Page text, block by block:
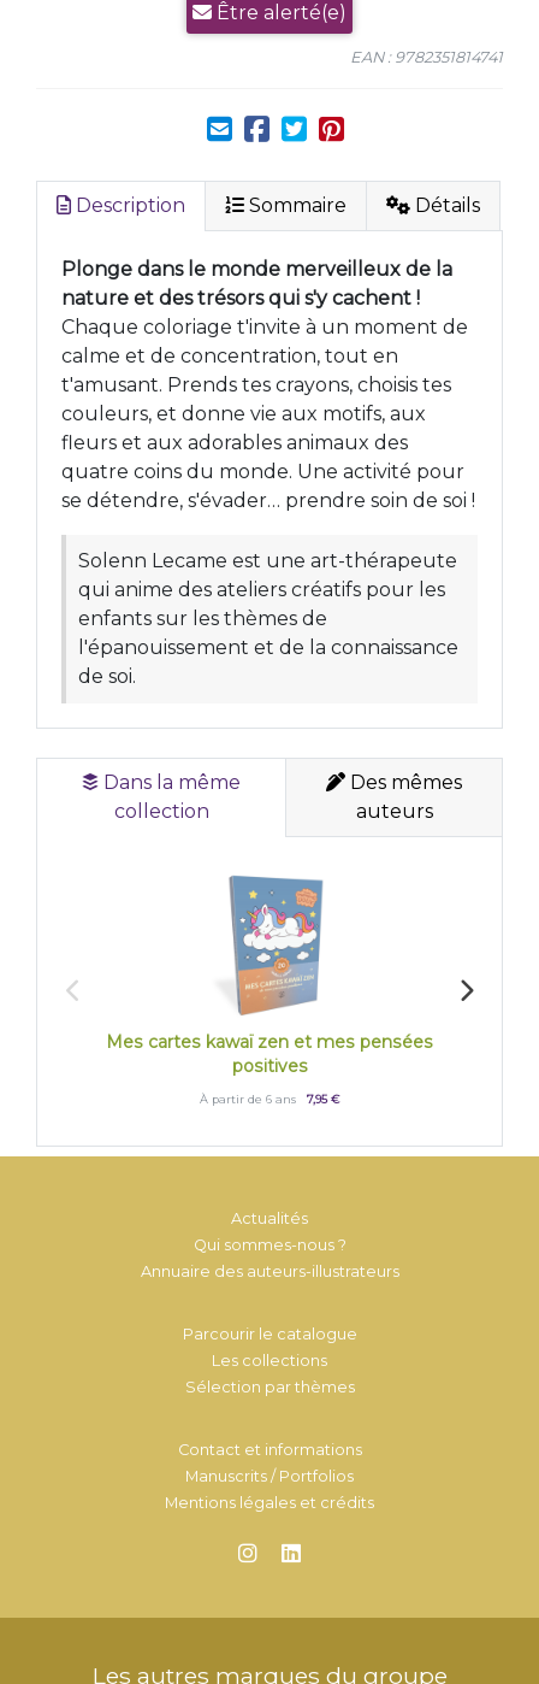
Être alerté(e)
EAN : 9782351814741
Description Sommaire Détails
Plonge dans le monde merveilleux de la
nature et des trésors qui s'y cachent !
Chaque coloriage t'invite à un moment de
calme et de concentration, tout en
t'amusant. Prends tes crayons, choisis tes
couleurs, et donne vie aux motifs, aux
fleurs et aux adorables animaux des
quatre coins du monde. Une activité pour
se détendre, s'évader… prendre soin de soi !
Solenn Lecame est une art-thérapeute
qui anime des ateliers créatifs pour les
enfants sur les thèmes de
l'épanouissement et de la connaissance
de soi.
Dans la même
collection
Des mêmes
auteurs
Mes cartes kawaï zen et mes pensées
positives
À partir de 6 ans 7,95 €
Actualités
Qui sommes-nous ?
Annuaire des auteurs-illustrateurs
Parcourir le catalogue
Les collections
Sélection par thèmes
Contact et informations
Manuscrits / Portfolios
Mentions légales et crédits
Les autres marques du groupe